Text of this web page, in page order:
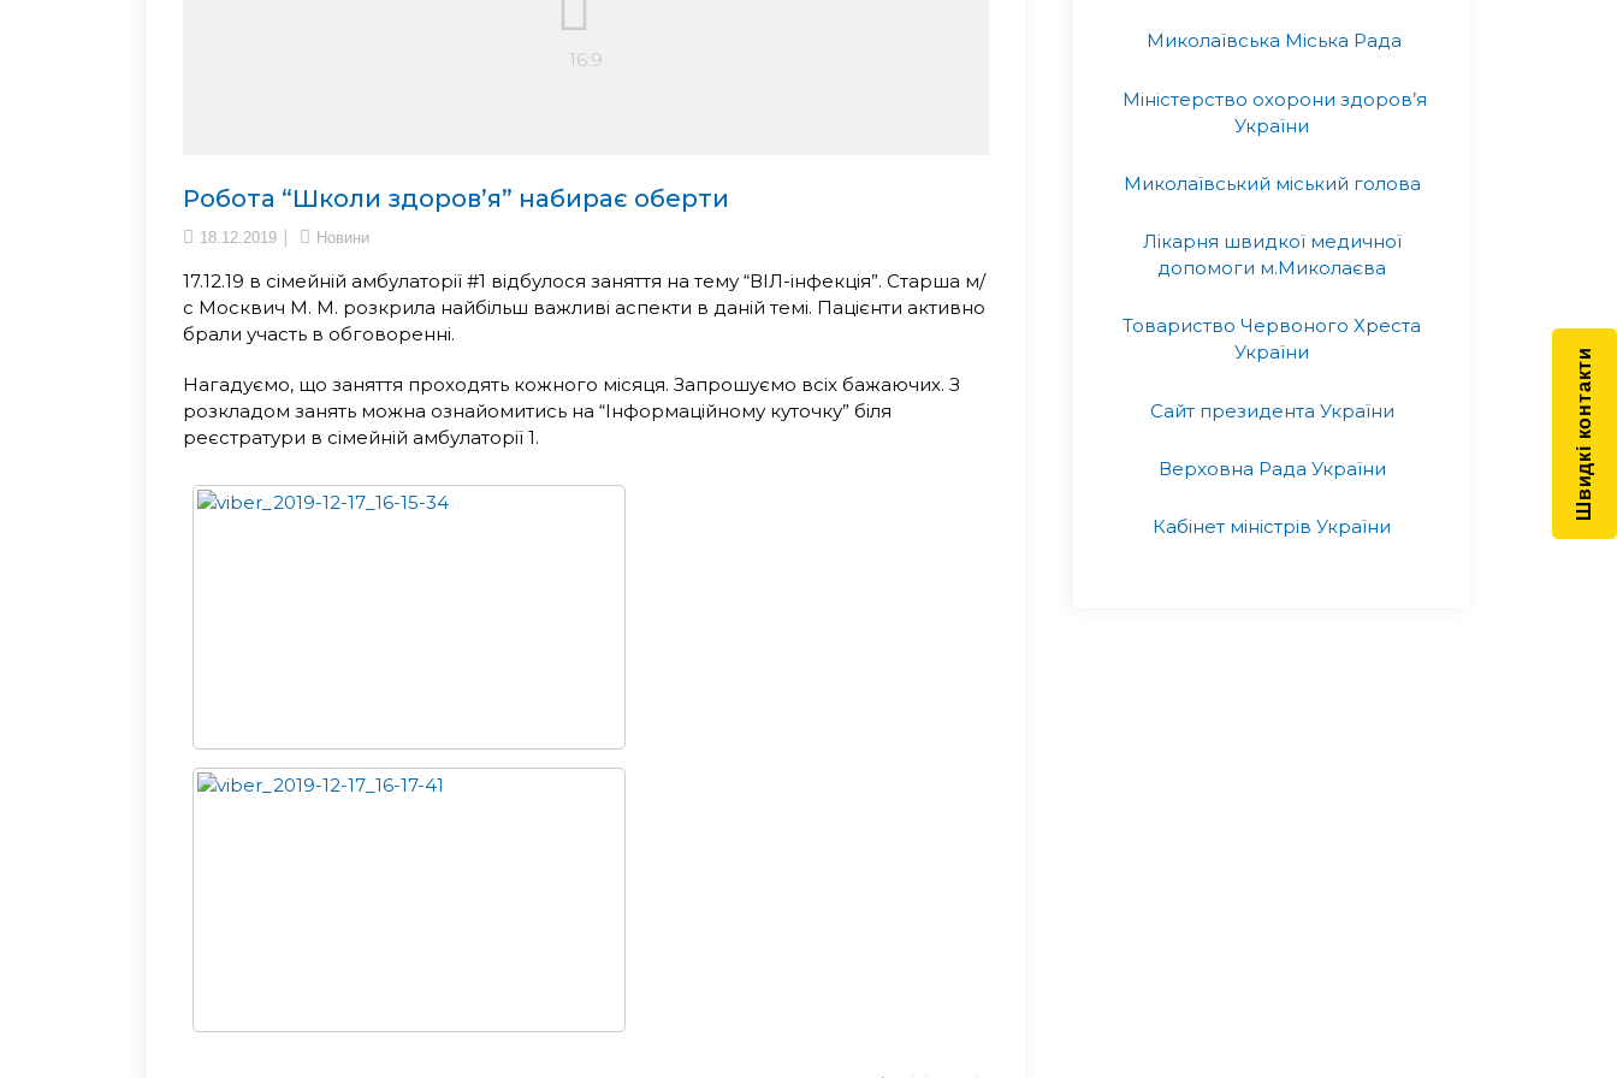
Робота “Школи здоров’я” набирає оберти
18.12.2019 Новини
17.12.19 в сімейній амбулаторії #1 відбулося заняття на тему “ВІЛ-інфекція”. Старша м/
с Москвич М. М. розкрила найбільш важливі аспекти в даній темі. Пацієнти активно
брали участь в обговоренні.
Нагадуємо, що заняття проходять кожного місяця. Запрошуємо всіх бажаючих. З
розкладом занять можна ознайомитись на “Інформаційному куточку” біля
реєстратури в сімейній амбулаторії 1.
Миколаївська Міська Рада
Міністерство охорони здоров’я
України
Миколаївський міський голова
Лікарня швидкої медичної
допомоги м.Миколаєва
Товариство Червоного Хреста
України
Сайт президента України
Верховна Рада України
Кабінет міністрів України
Швидкі контакти